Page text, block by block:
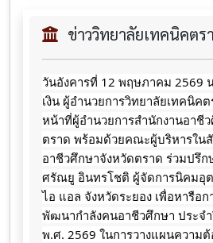
ข่าววิทยาลัยเทคนิคตร
วันอังคารที่ 12 พฤษภาคม 2569
เงิน ผู้อำนวยการวิทยาลัยเทคนิค
หน้าที่ผู้อำนวยการสำนักงานอาชี
ตราด พร้อมด้วยคณะผู้บริหารใน
อาชีวศึกษาจังหวัดตราด ร่วมปรึก
ศรัณยู อินทรโชติ ผู้จัดการนิคมอุ
ไอ แอล จังหวัดระยอง เพื่อหารือ
พัฒนากำลังคนอาชีวศึกษา ประจ
พ.ศ. 2569 ในการวางแผนความ